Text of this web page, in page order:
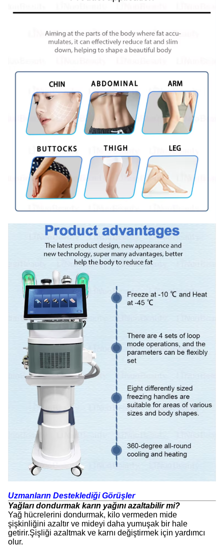
Uzmanların Desteklediği Görüşler
Yağları dondurmak karın yağını azaltabilir mi?
Yağ hücrelerini dondurmak, kilo vermeden mide
şişkinliğini azaltır ve mideyi daha yumuşak bir hale
getirir.Şişliği azaltmak ve karnı değiştirmek için yardımcı
olur.